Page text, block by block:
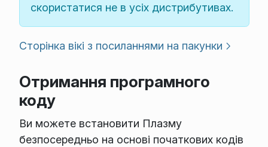
скористатися не в усіх дистрибутивах.
Сторінка вікі з посиланнями на пакунки
Отримання програмного
коду
Ви можете встановити Плазму
безпосередньо на основі початкових кодів